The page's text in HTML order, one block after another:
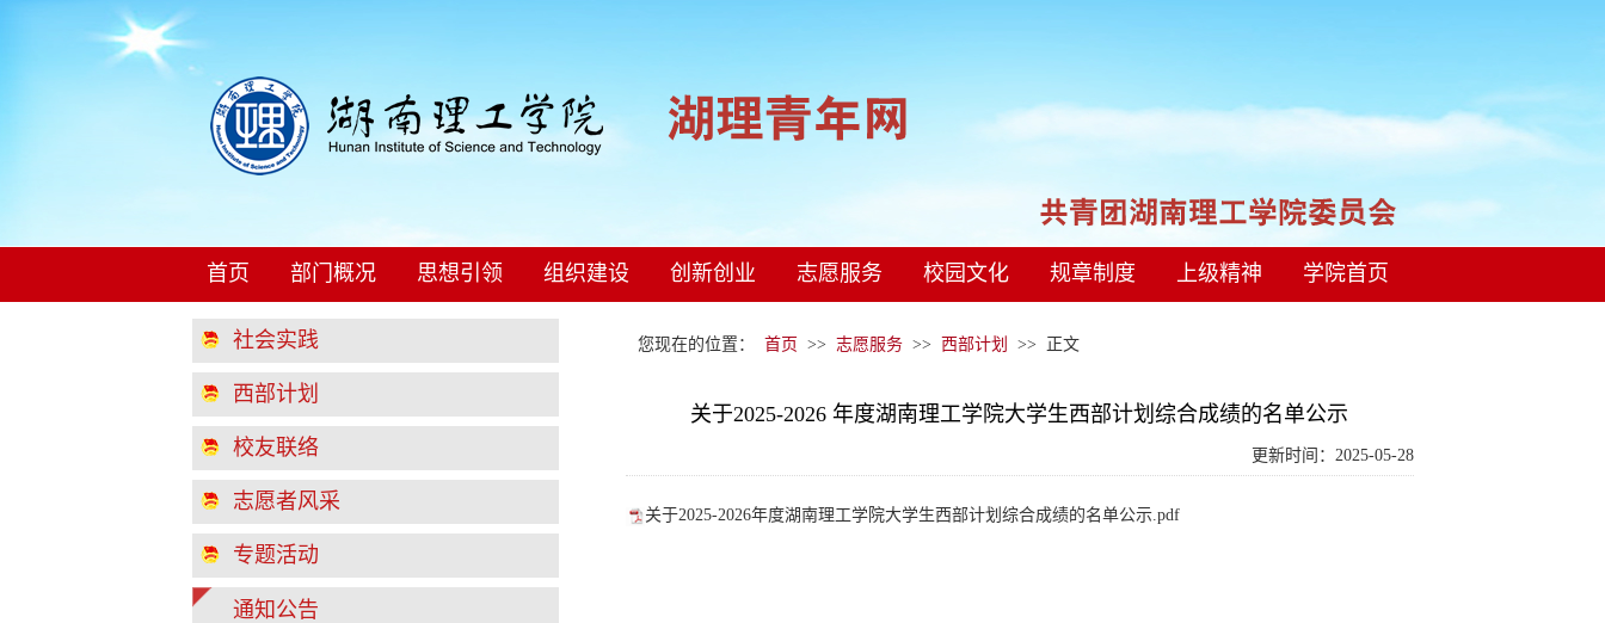
首页 部门概况 思想引领 组织建设 创新创业 志愿服务 校园文化 规章制度 上级精神 学院首页
社会实践
西部计划
校友联络
志愿者风采
专题活动
通知公告
您现在的位置： 首页 >> 志愿服务>> 西部计划 >> 正文
关于2025-2026 年度湖南理工学院大学生西部计划综合成绩的名单公示
更新时间：2025-05-28
关于2025-2026年度湖南理工学院大学生西部计划综合成绩的名单公示.pdf